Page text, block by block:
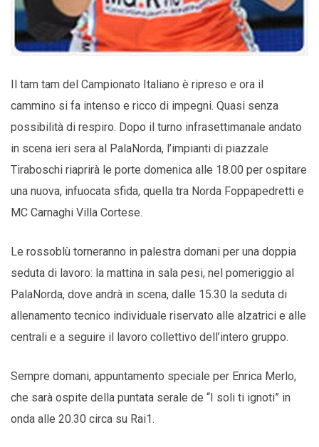
Il tam tam del Campionato Italiano è ripreso e ora il
cammino si fa intenso e ricco di impegni. Quasi senza
possibilità di respiro. Dopo il turno infrasettimanale andato
in scena ieri sera al PalaNorda, l’impianti di piazzale
Tiraboschi riaprirà le porte domenica alle 18.00 per ospitare
una nuova, infuocata sfida, quella tra Norda Foppapedretti e
MC Carnaghi Villa Cortese.
Le rossoblù torneranno in palestra domani per una doppia
seduta di lavoro: la mattina in sala pesi, nel pomeriggio al
PalaNorda, dove andrà in scena, dalle 15.30 la seduta di
allenamento tecnico individuale riservato alle alzatrici e alle
centrali e a seguire il lavoro collettivo dell’intero gruppo.
Sempre domani, appuntamento speciale per Enrica Merlo,
che sarà ospite della puntata serale de “I soli ti ignoti” in
onda alle 20.30 circa su Rai1.